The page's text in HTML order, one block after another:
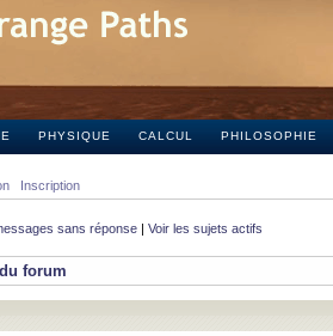
PHYSIQUE CALCUL PHILOSOPHIE
Inscription
sans réponse | Voir les sujets actifs
forum